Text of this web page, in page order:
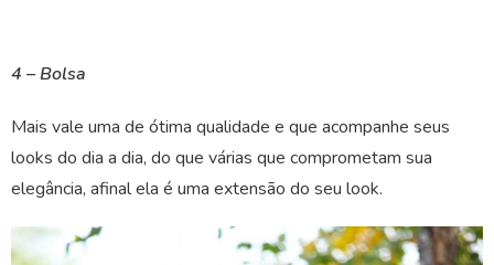
4 – Bolsa
Mais vale uma de ótima qualidade e que acompanhe seus
looks do dia a dia, do que várias que comprometam sua
elegância, afinal ela é uma extensão do seu look.